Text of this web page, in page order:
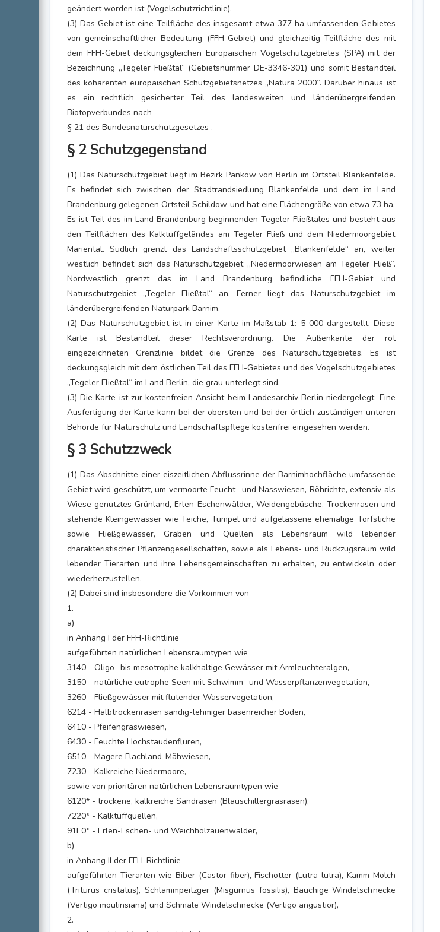
geändert worden ist (Vogelschutzrichtlinie).
(3) Das Gebiet ist eine Teilfläche des insgesamt etwa 377 ha umfassenden Gebietes
von gemeinschaftlicher Bedeutung (FFH-Gebiet) und gleichzeitig Teilfläche des mit
dem FFH-Gebiet deckungsgleichen Europäischen Vogelschutzgebietes (SPA) mit der
Bezeichnung „Tegeler Fließtal“ (Gebietsnummer DE-3346-301) und somit Bestandteil
des kohärenten europäischen Schutzgebietsnetzes „Natura 2000“. Darüber hinaus ist
es ein rechtlich gesicherter Teil des landesweiten und länderübergreifenden
Biotopverbundes nach
§ 21 des Bundesnaturschutzgesetzes .
§ 2 Schutzgegenstand
(1) Das Naturschutzgebiet liegt im Bezirk Pankow von Berlin im Ortsteil Blankenfelde.
Es befindet sich zwischen der Stadtrandsiedlung Blankenfelde und dem im Land
Brandenburg gelegenen Ortsteil Schildow und hat eine Flächengröße von etwa 73 ha.
Es ist Teil des im Land Brandenburg beginnenden Tegeler Fließtales und besteht aus
den Teilflächen des Kalktuffgeländes am Tegeler Fließ und dem Niedermoorgebiet
Mariental. Südlich grenzt das Landschaftsschutzgebiet „Blankenfelde“ an, weiter
westlich befindet sich das Naturschutzgebiet „Niedermoorwiesen am Tegeler Fließ“.
Nordwestlich grenzt das im Land Brandenburg befindliche FFH-Gebiet und
Naturschutzgebiet „Tegeler Fließtal“ an. Ferner liegt das Naturschutzgebiet im
länderübergreifenden Naturpark Barnim.
(2) Das Naturschutzgebiet ist in einer Karte im Maßstab 1: 5 000 dargestellt. Diese
Karte ist Bestandteil dieser Rechtsverordnung. Die Außenkante der rot
eingezeichneten Grenzlinie bildet die Grenze des Naturschutzgebietes. Es ist
deckungsgleich mit dem östlichen Teil des FFH-Gebietes und des Vogelschutzgebietes
„Tegeler Fließtal“ im Land Berlin, die grau unterlegt sind.
(3) Die Karte ist zur kostenfreien Ansicht beim Landesarchiv Berlin niedergelegt. Eine
Ausfertigung der Karte kann bei der obersten und bei der örtlich zuständigen unteren
Behörde für Naturschutz und Landschaftspflege kostenfrei eingesehen werden.
§ 3 Schutzzweck
(1) Das Abschnitte einer eiszeitlichen Abflussrinne der Barnimhochfläche umfassende
Gebiet wird geschützt, um vermoorte Feucht- und Nasswiesen, Röhrichte, extensiv als
Wiese genutztes Grünland, Erlen-Eschenwälder, Weidengebüsche, Trockenrasen und
stehende Kleingewässer wie Teiche, Tümpel und aufgelassene ehemalige Torfstiche
sowie Fließgewässer, Gräben und Quellen als Lebensraum wild lebender
charakteristischer Pflanzengesellschaften, sowie als Lebens- und Rückzugsraum wild
lebender Tierarten und ihre Lebensgemeinschaften zu erhalten, zu entwickeln oder
wiederherzustellen.
(2) Dabei sind insbesondere die Vorkommen von
1.
a)
in Anhang I der FFH-Richtlinie
aufgeführten natürlichen Lebensraumtypen wie
3140 - Oligo- bis mesotrophe kalkhaltige Gewässer mit Armleuchteralgen,
3150 - natürliche eutrophe Seen mit Schwimm- und Wasserpflanzenvegetation,
3260 - Fließgewässer mit flutender Wasservegetation,
6214 - Halbtrockenrasen sandig-lehmiger basenreicher Böden,
6410 - Pfeifengraswiesen,
6430 - Feuchte Hochstaudenfluren,
6510 - Magere Flachland-Mähwiesen,
7230 - Kalkreiche Niedermoore,
sowie von prioritären natürlichen Lebensraumtypen wie
6120* - trockene, kalkreiche Sandrasen (Blauschillergrasrasen),
7220* - Kalktuffquellen,
91E0* - Erlen-Eschen- und Weichholzauenwälder,
b)
in Anhang II der FFH-Richtlinie
aufgeführten Tierarten wie Biber (Castor fiber), Fischotter (Lutra lutra), Kamm-Molch
(Triturus cristatus), Schlammpeitzger (Misgurnus fossilis), Bauchige Windelschnecke
(Vertigo moulinsiana) und Schmale Windelschnecke (Vertigo angustior),
2.